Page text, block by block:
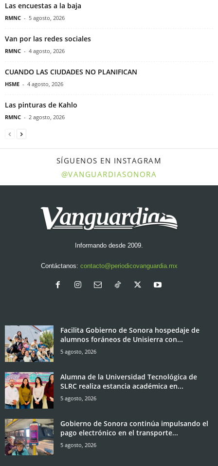
Las encuestas a la baja
RMNC - 5 agosto, 2026
Van por las redes sociales
RMNC - 4 agosto, 2026
CUANDO LAS CIUDADES NO PLANIFICAN
HSME - 4 agosto, 2026
Las pinturas de Kahlo
RMNC - 2 agosto, 2026
SÍGUENOS EN INSTAGRAM
@VANGUARDIASONORA
Informando desde 2009.
Contáctanos: contacto@periodicovanguardia.mx
Facilita Gobierno de Sonora hospedaje de
alumnos foráneos de Unisierra con...
5 agosto, 2026
Alumna de la Universidad Tecnológica de
SLRC realiza estancia académica en...
5 agosto, 2026
Gobierno de Sonora continúa impulsando el
pago electrónico en el transporte...
5 agosto, 2026